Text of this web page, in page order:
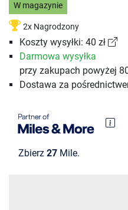
W magazynie
2x Nagrodzony
Koszty wysyłki: 40 zł
Darmowa wysyłka
przy zakupach powyżej
Dostawa za
Zbierz 27 Mile.